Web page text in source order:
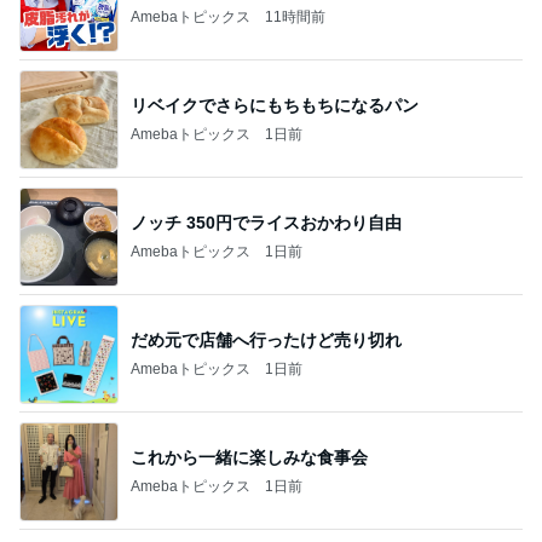
Amebaトピックス 11時間前
リベイクでさらにもちもちになるパン
Amebaトピックス 1日前
ノッチ 350円でライスおかわり自由
Amebaトピックス 1日前
だめ元で店舗へ行ったけど売り切れ
Amebaトピックス 1日前
これから一緒に楽しみな食事会
Amebaトピックス 1日前